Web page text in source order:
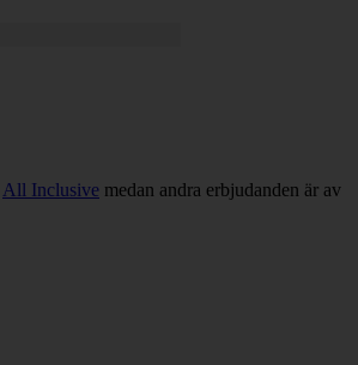
All Inclusive medan andra erbjudanden är av